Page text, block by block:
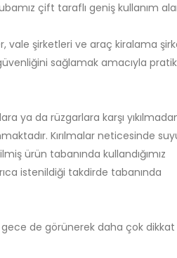
çift taraflı geniş kullanım
vale şirketleri ve araç kiralama
sağlamak amacıyla
ya da rüzgarlara karşı
Kırılmalar neticesinde
ürün tabanında kullandığımız
istenildiği takdirde tabanında
gece de görünerek daha çok dikkat